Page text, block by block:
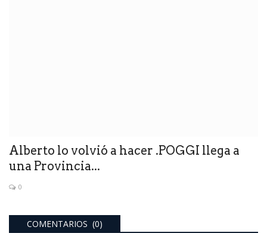
Alberto lo volvió a hacer .POGGI llega a
una Provincia...
0
COMENTARIOS (0)